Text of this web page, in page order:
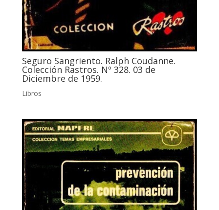
Seguro Sangriento. Ralph Coudanne.
Colección Rastros. Nº 328. 03 de
Diciembre de 1959.
Libros